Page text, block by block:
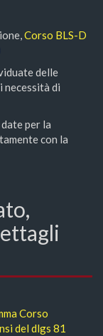
Corso BLS-D
delle
di
per la
con la
Corso
del dlgs 81